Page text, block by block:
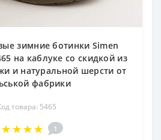
зимние ботинки Simen
на каблуке со скидкой из
и натуральной шерсти от
фабрики
товара: 5465
1